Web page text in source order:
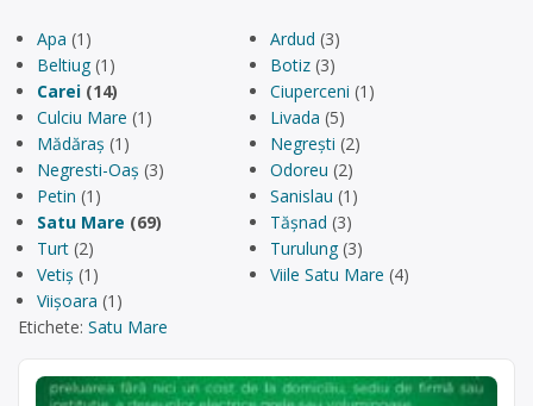
Apa (1) Ardud (3)
Beltiug(1) Botiz (3)
Carei (14) Ciuperceni (1)
Culciu Mare (1) Livada (5)
Mădăraș (1) Negrești (2)
Negresti-Oaș (3) Odoreu (2)
Petin (1) Sanislau (1)
Satu Mare (69) Tășnad (3)
Turt (2) Turulung(3)
Vetiș (1) Viile Satu Mare (4)
Viișoara (1)
Etichete: Satu Mare